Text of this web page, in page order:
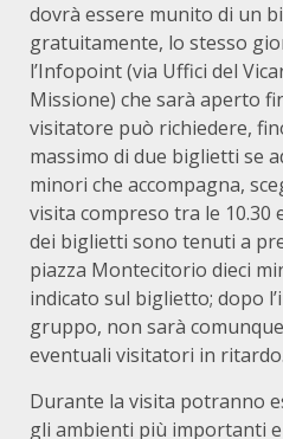
dovrà essere munito di un
gratuitamente, lo stesso
l’Infopoint (via Uffici del
Missione) che sarà aperto
visitatore può richiedere,
massimo di due biglietti se
minori che accompagna,
visita compreso tra le 10.30
dei biglietti sono tenuti a
piazza Montecitorio dieci
indicato sul biglietto; dopo
gruppo, non sarà
eventuali visitatori in ritardo.
Durante la visita potranno
gli ambienti più importanti